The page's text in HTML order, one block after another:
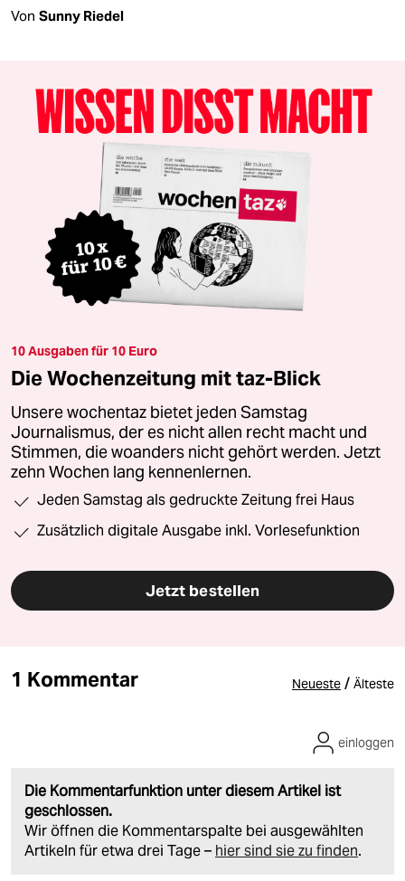
Von Sunny Riedel
10 Ausgaben für 10 Euro
Die Wochenzeitung mit taz-Blick
Unsere wochentaz bietet jeden Samstag
Journalismus, der es nicht allen recht macht und
Stimmen, die woanders nicht gehört werden. Jetzt
zehn Wochen lang kennenlernen.
Jeden Samstag als gedruckte Zeitung frei Haus
Zusätzlich digitale Ausgabe inkl. Vorlesefunktion
Jetzt bestellen
1 Kommentar Neueste / Älteste
Die Kommentarfunktion unter diesem Artikel ist
geschlossen.
Wir öffnen die Kommentarspalte bei ausgewählten
Artikeln für etwa drei Tage – hier sind sie zu finden.
einloggen